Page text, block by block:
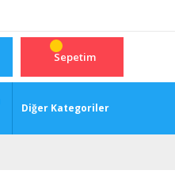
Sepetim
Diğer Kategoriler